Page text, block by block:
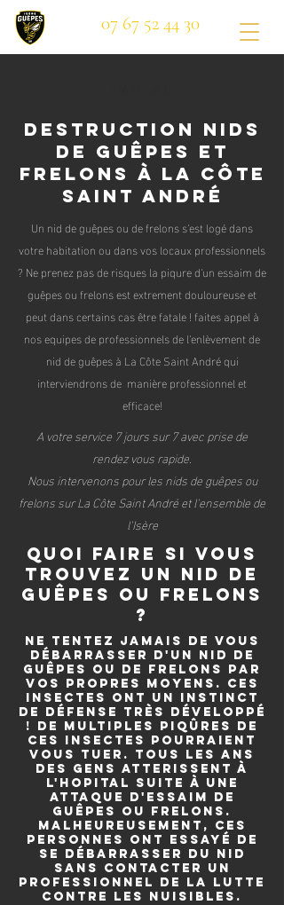
07 67 52 44 30
Destruction nids
de guêpes et
frelons à La Côte
Saint André
Un nid de guêpes ou de frelons s'est logé dans
votre habitation ou dans vos locaux professionnels
? Ne prenez pas de risques la piqure d'un essaim de
guêpes ou frelons est extrement douloureuse et
peut dans certains cas être fatale ! faites appel à
nos equipes de professionnels de l'enlèvement de
nid de guêpes à La Côte Saint André qui
interviendrons de manière professionnel et
efficace!
A votre service 7 jours sur 7 avec prise de
rendez vous rapide.
Nous intervenons pour les nids de guêpes ou
frelons sur La Côte Saint André et l'ensemble de
l'Isère
quoi faire si vous
trouvez un nid de
guêpes ou frelons
?
Ne tentez jamais de vous
débarrasser d'un nid de
guêpes ou de frelons par
vos propres moyens. Ces
insectes ont un instinct
de défense très développé
! De multiples piqûres de
ces insectes pourraient
vous tuer. Tous les ans
des gens atterissent à
l'hopital suite à une
attaque d'essaim de
guêpes ou frelons.
Malheureusement, ces
personnes ont essayé de
se débarrasser du nid
sans contacter un
professionnel de la lutte
contre les nuisibles.